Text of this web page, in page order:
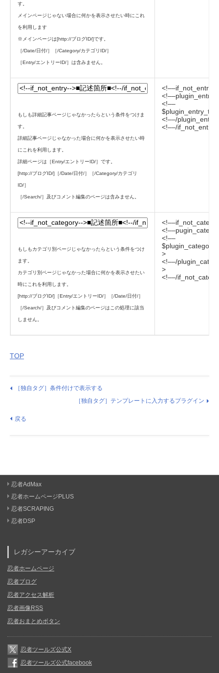
す。
メインページじゃない場合に何かを表示させたい時にこれ
を利用します
※メインページは[http://ブログID/]です。
［/Date/日付/］［/Category/カテゴリID/］
［Entry/エントリーID/］は含みません。
もしも詳細記事ページじゃなかったらという条件をつけま
す。
詳細記事ページじゃなかった場合に何かを表示させたい時
にこれを利用します。
詳細ページは［Entry/エントリーID/］です。
[http://ブログID/]［/Date/日付/］［/Category/カテゴリ
ID/］
［/Search/］及びコメント編集のページは含みません。
<!––
<!––/
<!––/
もしもカテゴリ別ページじゃなかったらという条件をつけ
ます。
カテゴリ別ページじゃなかった場合に何かを表示させたい
時にこれを利用します。
[http://ブログID/]［Entry/エントリーID/］［/Date/日付/］
［/Search/］及びコメント編集のページはこの処理に該当
しません。
<!––
>
<!––/
>
<!––/
TOP
［独自タグ］条件付けで表示する
［独自タグ］テンプレートに入力するプラグイン
戻る
忍者AdMax
忍者ホームページPLUS
忍者SCRAPING
忍者DSP
レガシーアーカイブ
忍者ホームページ
忍者ブログ
忍者アクセス解析
忍者画像RSS
忍者おまとめボタン
忍者ツールズ公式X
忍者ツールズ公式facebook